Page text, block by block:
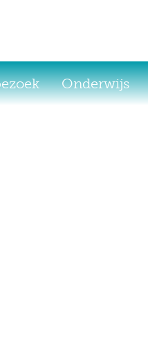
Onderwijs